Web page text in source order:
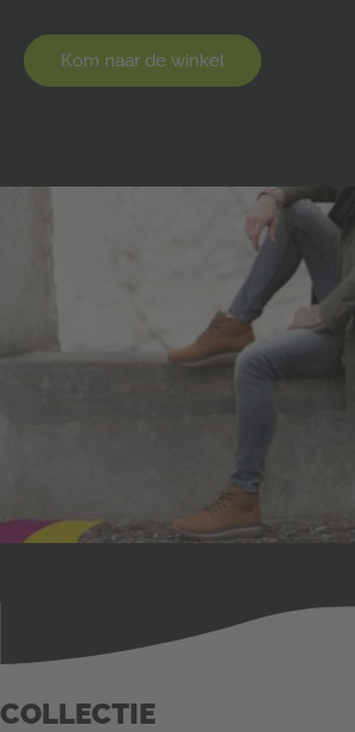
Kom naar de winkel
COLLECTIE